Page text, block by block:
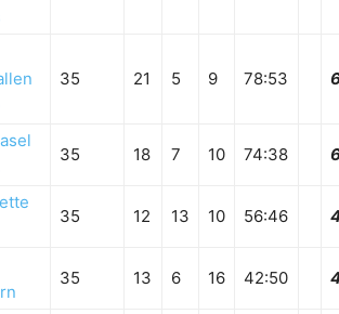
35 21 5 9 78:53
35 18 7 10 74:38
35 12 13 10 56:46
35 13 6 16 42:50